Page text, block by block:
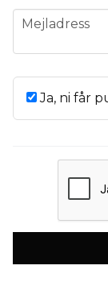
email
Mejladress
Ja, ni får